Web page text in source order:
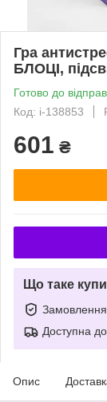
Гра
БЛОЦІ,
Готово до
Код: i-138853
601 ₴
Що таке
Замовлення
Доступна
Опис